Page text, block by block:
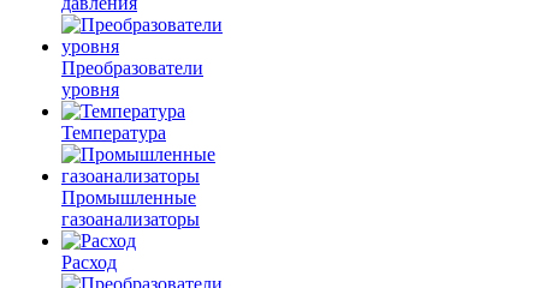
Преобразователи
уровня
Температура
Промышленные
газоанализаторы
Расход